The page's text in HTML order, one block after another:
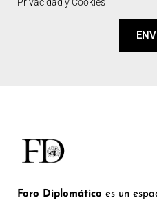
Foro Diplomático es un